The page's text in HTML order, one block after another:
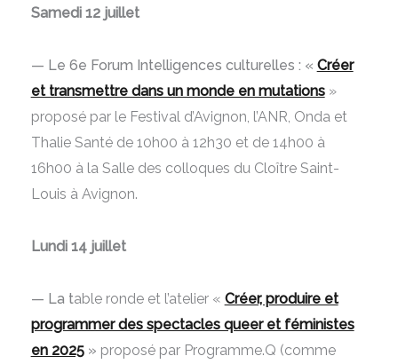
Samedi 12 juillet
— Le 6e Forum Intelligences culturelles : « Créer
et transmettre dans un monde en mutations»
proposé par le Festival d’Avignon, l’ANR, Onda et
Thalie Santé de 10h00 à 12h30 et de 14h00 à
16h00 à la Salle des colloques du Cloître Saint-
Louis à Avignon.
Lundi 14 juillet
— La table ronde et l’atelier « Créer, produire et
programmer des spectacles queer et féministes
en 2025 » proposé par Programme.Q (comme